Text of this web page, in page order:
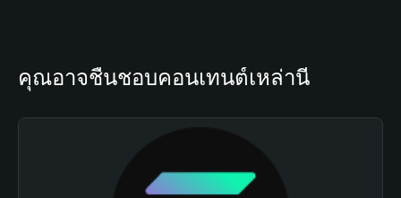
คุณอาจชื่นชอบคอนเทนต์เหล่านี้